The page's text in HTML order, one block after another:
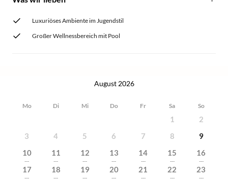
Luxuriöses Ambiente im Jugendstil
Großer Wellnessbereich mit Pool
August 2026
Mo Di Mi Do Fr Sa So
1
2
3
4 5 6 7 8
9
10
---
11
---
12
---
13
---
14
---
15
---
16
---
17
---
18
---
19
---
20
---
21
---
22
---
23
---